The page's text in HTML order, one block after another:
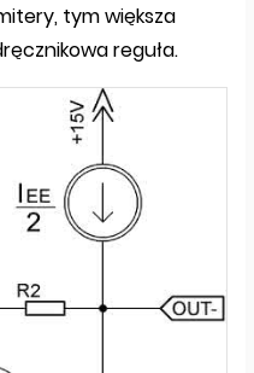
tym większa
reguła.